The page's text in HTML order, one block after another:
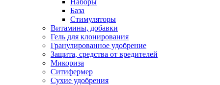
Наборы
База
Стимуляторы
Витамины, добавки
Гель для клонирования
Гранулированное удобрение
Защита, средства от вредителей
Микориза
Ситифермер
Сухие удобрения